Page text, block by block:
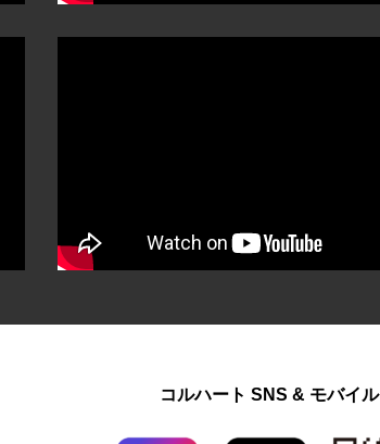
コルハート SNS & モバイル